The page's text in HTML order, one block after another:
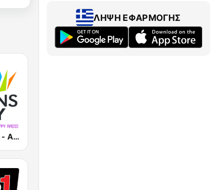
Athens Party - Αθήναι
ΛΉΨΗ ΕΦΑΡΜΟΓΉΣ